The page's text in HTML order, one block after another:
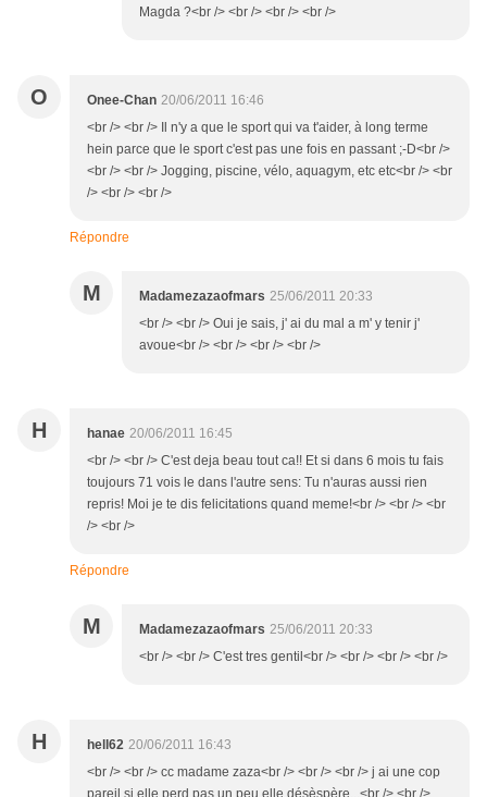
Magda ?<br /> <br /> <br /> <br />
O Onee-Chan 20/06/2011 16:46
<br /> <br /> Il n'y a que le sport qui va t'aider, à long terme
hein parce que le sport c'est pas une fois en passant ;-D<br />
<br /> <br /> Jogging, piscine, vélo, aquagym, etc etc<br /> <br
/> <br /> <br />
Répondre
M Madamezazaofmars 25/06/2011 20:33
<br /> <br /> Oui je sais, j' ai du mal a m' y tenir j'
avoue<br /> <br /> <br /> <br />
H hanae 20/06/2011 16:45
<br /> <br /> C'est deja beau tout ca!! Et si dans 6 mois tu fais
toujours 71 vois le dans l'autre sens: Tu n'auras aussi rien
repris! Moi je te dis felicitations quand meme!<br /> <br /> <br
/> <br />
Répondre
M Madamezazaofmars 25/06/2011 20:33
<br /> <br /> C'est tres gentil<br /> <br /> <br /> <br />
H hell62 20/06/2011 16:43
<br /> <br /> cc madame zaza<br /> <br /> <br /> j ai une cop